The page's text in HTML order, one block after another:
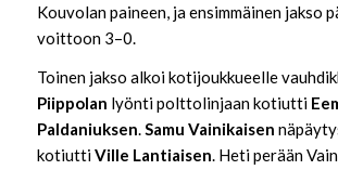
Kouvolan paineen, ja ensimmäinen jakso
voittoon 3–0.
Toinen jakso alkoi kotijoukkueelle
Piippolan lyönti polttolinjaan kotiutti
Paldaniuksen.Samu Vainikaisen
kotiuttiVille Lantiaisen. Heti perään